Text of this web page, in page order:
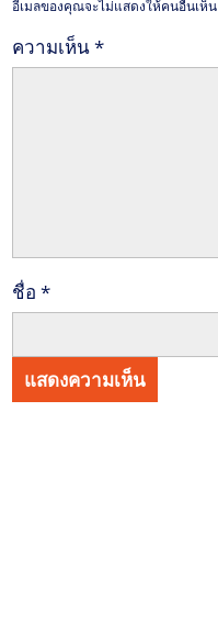
อีเมลของคุณจะไม่แสดงให้คนอื่นเห็น
ความเห็น*
ชื่อ *